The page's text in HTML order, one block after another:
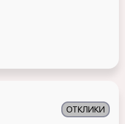
ОТКЛИКИ